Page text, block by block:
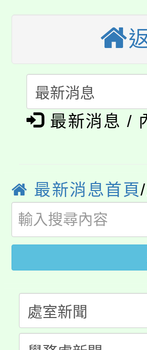
視費優惠，
半價優惠，
者。
大園自造教
份教師增能
大溪自造教
份教師研習
淨零綠生活
會
115年食農教
程
「本色祭」
局官網。
8月14至27日
開!
115年桃園市
田徑場及游
桃園市低收
視費優惠，
半價優惠，
者。
大園自造教
份教師增能
份教師研習
淨零綠生活
會
115年食農教
最新消息 /
最新消息首頁